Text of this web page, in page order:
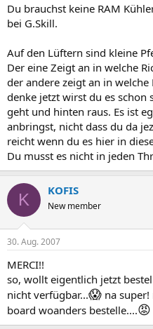
Du brauchst keine RAM
bei G.Skill.
Auf den Lüftern sind kleine
Der eine Zeigt an in welche
der andere zeigt an in
denke jetzt wirst du es schon
geht und hinten raus. Es ist
anbringst, nicht dass du da
reicht wenn du es hier in
Du musst es nicht in jeden
K KOFIS
New member
30. Aug. 2007
MERCI!!
so, wollt eigentlich jetzt
nicht verfügbar...😱 na
board woanders bestelle....😡